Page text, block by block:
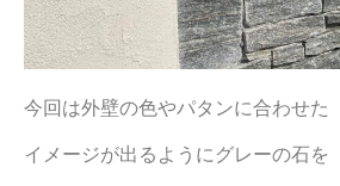
今回は外壁の色やパタンに合わせた
イメージが出るようにグレーの石を